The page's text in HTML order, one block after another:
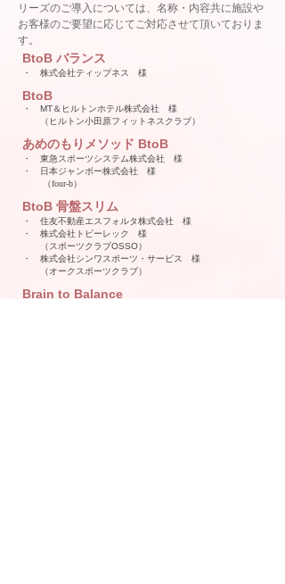
BtoB バランス
・ 株式会社ティップネス 様
リーズのご導入については、名称・内容共に施設や
お客様のご要望に応じてご対応させて頂いておりま
す。
BtoB
・ MT＆ヒルトンホテル株式会社 様
​ （ヒルトン小田原フィットネスクラブ）
あめのもりメソッド BtoB
・ 東急スポーツシステム株式会社 様
・ 日本ジャンボー株式会社 様
​（four-b）
BtoB 骨盤スリム
・ 住友不動産エスフォルタ株式会社 様
・ 株式会社トピーレック 様
（スポーツクラブOSSO）
​・ 株式会社シンワスポーツ・サービス 様
​ （オークスポーツクラブ）
Brain to Balance